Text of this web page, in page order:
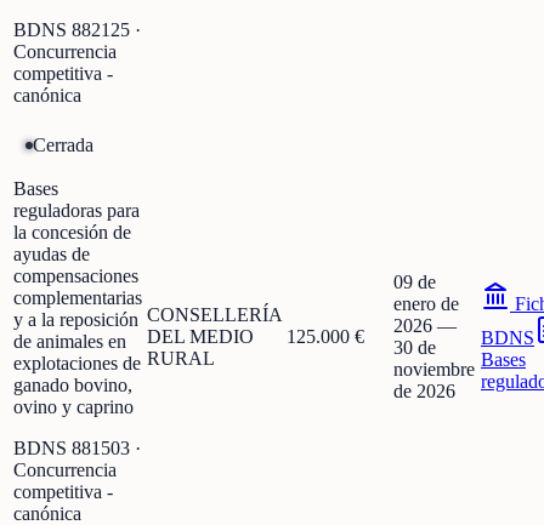
BDNS 882125 ·
Concurrencia
competitiva -
canónica
Cerrada
Bases
reguladoras para
la concesión de
ayudas de
compensaciones
complementarias
y a la reposición
de animales en
explotaciones de
ganado bovino,
ovino y caprino
BDNS 881503 ·
Concurrencia
competitiva -
canónica
CONSELLERÍA
DEL MEDIO
RURAL
125.000 €
09 de
enero de
2026 —
30 de
noviembre
de 2026
BDNS
Bases